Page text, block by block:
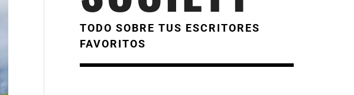
TODO SOBRE TUS ESCRITORES
FAVORITOS